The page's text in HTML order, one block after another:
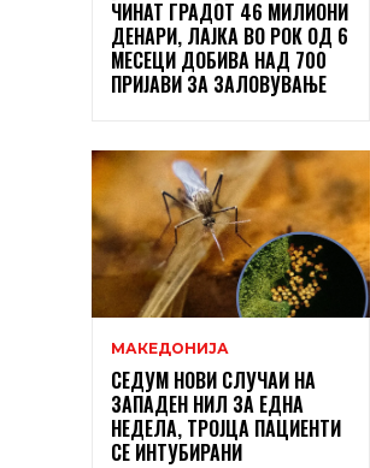
ЧИНАТ ГРАДОТ 46 МИЛИОНИ
ДЕНАРИ, ЛАЈКА ВО РОК ОД 6
МЕСЕЦИ ДОБИВА НАД 700
ПРИЈАВИ ЗА ЗАЛОВУВАЊЕ
МАКЕДОНИЈА
СЕДУМ НОВИ СЛУЧАИ НА
ЗАПАДЕН НИЛ ЗА ЕДНА
НЕДЕЛА, ТРОЈЦА ПАЦИЕНТИ
СЕ ИНТУБИРАНИ